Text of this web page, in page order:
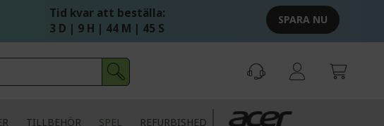
Tid kvar att beställa:
3 D | 9 H | 44 M | 45 S
SPARA NU
TILLBEHÖR SPEL REFURBISHED